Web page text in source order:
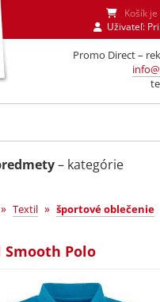
Promo Direct –
Košík
Uživateľ:
– kategórie
» Textil » športové oblečenie
Smooth Polo